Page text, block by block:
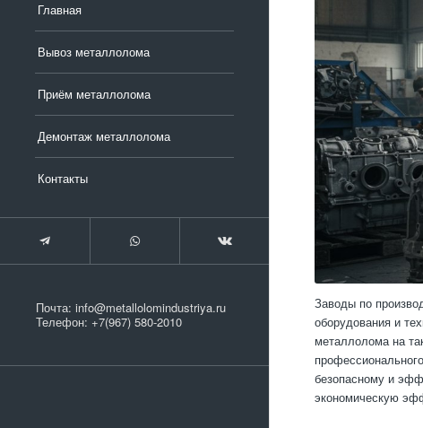
Главная
Вывоз металлолома
Приём металлолома
Демонтаж металлолома
Контакты
Почта: info@metallolomindustriya.ru
Телефон: +7(967) 580-2010
Заводы по
оборудования и
металлолома на
безопасному и
экономическую